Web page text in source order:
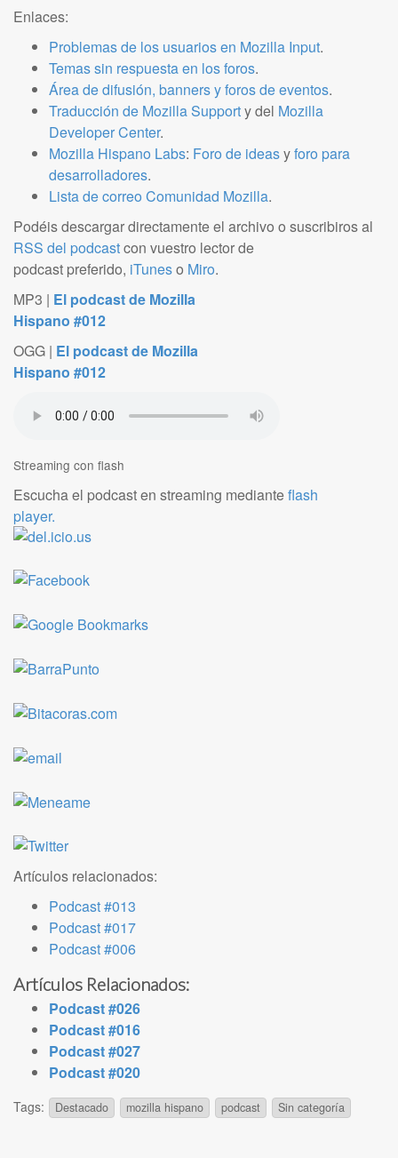
Enlaces:
Problemas de los usuarios en Mozilla Input.
Temas sin respuesta en los foros.
Área de difusión, banners y foros de eventos.
Traducción de Mozilla Supporty del Mozilla
Developer Center.
Mozilla Hispano Labs: Foro de ideasyforo para
desarrolladores.
Lista de correo Comunidad Mozilla.
Podéis descargar directamente el archivo o suscribiros al
RSS del podcastcon vuestro lector de
podcast preferido, iTuneso Miro.
MP3 | El podcast de Mozilla
Hispano #012
OGG | El podcast de Mozilla
Hispano #012
Streaming con flash
Escucha el podcast en streaming medianteflash
player.
Artículos relacionados:
Podcast #013
Podcast #017
Podcast #006
Artículos Relacionados:
Podcast #026
Podcast #016
Podcast #027
Podcast #020
Tags: Destacado mozilla hispano podcast Sin categoría